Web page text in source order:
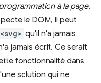
à la page.
le DOM, il peut
<svg> qu'il n'a jamais
jamais écrit. Ce serait
fonctionnalité dans
solution qui ne